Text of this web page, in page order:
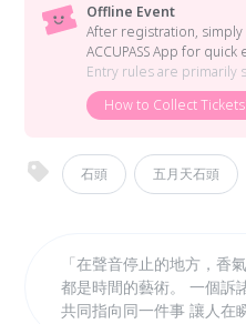
Offline Event
After registration,
ACCUPASS App for quick
Entry rules are primarily
How to Collect
石頭 五月天石頭
「在聲音停止的地方，香氣開始說
都是時間的藝術。 一個訴
共同指向同一件事 讓人在